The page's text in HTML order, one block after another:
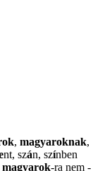
, magyaroknak,
nt, szán, színben
magyarok-ra nem -